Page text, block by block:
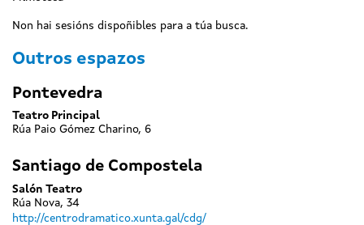
Non hai sesións dispoñibles para a túa busca.
Outros espazos
Pontevedra
Teatro Principal
Rúa Paio Gómez Charino, 6
Santiago de Compostela
Salón Teatro
Rúa Nova, 34
http://centrodramatico.xunta.gal/cdg/